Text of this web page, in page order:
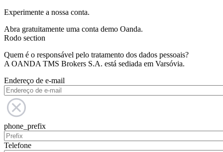
Experimente a nossa conta.
Abra gratuitamente uma conta demo Oanda.
Rodo section
Quem é o responsável pelo tratamento dos dados pessoais?
A OANDA TMS Brokers S.A. está sediada em Varsóvia.
Endereço de e-mail
phone_prefix
Telefone